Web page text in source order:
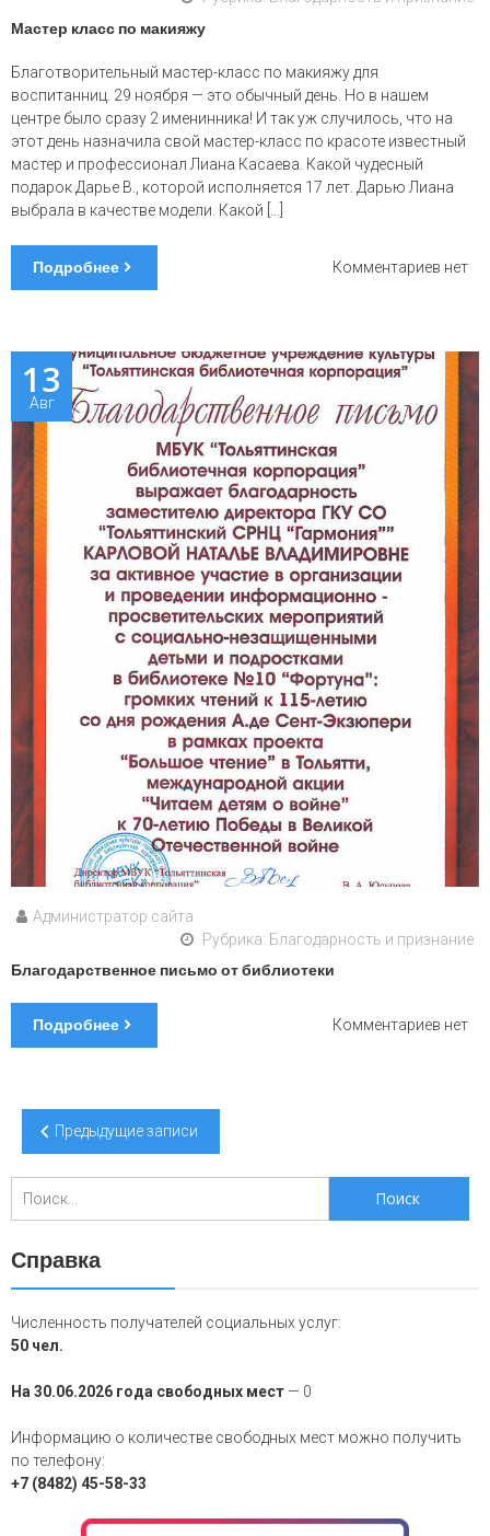
Мастер класс по макияжу
Благотворительный мастер-класс по макияжу для
воспитанниц. 29 ноября — это обычный день. Но в нашем
центре было сразу 2 именинника! И так уж случилось, что на
этот день назначила свой мастер-класс по красоте известный
мастер и профессионал Лиана Касаева. Какой чудесный
подарок Дарье В., которой исполняется 17 лет. Дарью Лиана
выбрала в качестве модели. Какой […]
Подробнее Комментариев к
по
нет
13
Авг
Администратор сайта
Рубрика: Благодарность и признание
Благодарственное письмо от библиотеки
Подробнее Комментариев кнет
Навигация
по
записям
Предыдущие записи
для:
Справка
Численность получателей социальных услуг:
50 чел.
На 30.06.2026 года свободных мест — 0
Информацию о количестве свободных мест можно получить
по телефону:
+7 (8482) 45-58-33